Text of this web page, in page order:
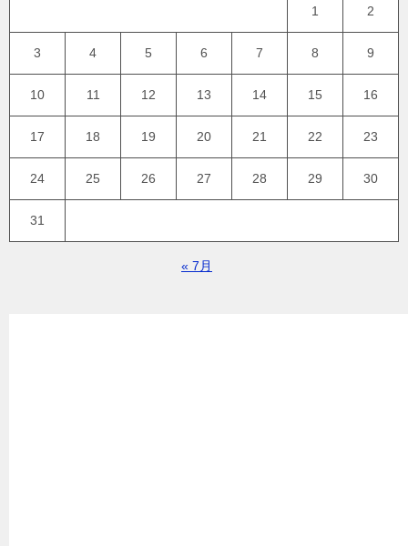
1 2
3 4 5 6 7 8 9
10 11 12 13 14 15 16
17 18 19 20 21 22 23
24 25 26 27 28 29 30
31
« 7月